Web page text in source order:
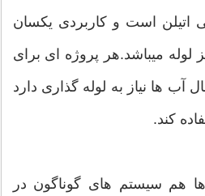
اتیلن است و کاربردی یکسان
لوله میباشد.هر پروژه ای برای
آب ها نیاز به لوله گذاری دارد
کند.
هم سیستم های گوناگون در